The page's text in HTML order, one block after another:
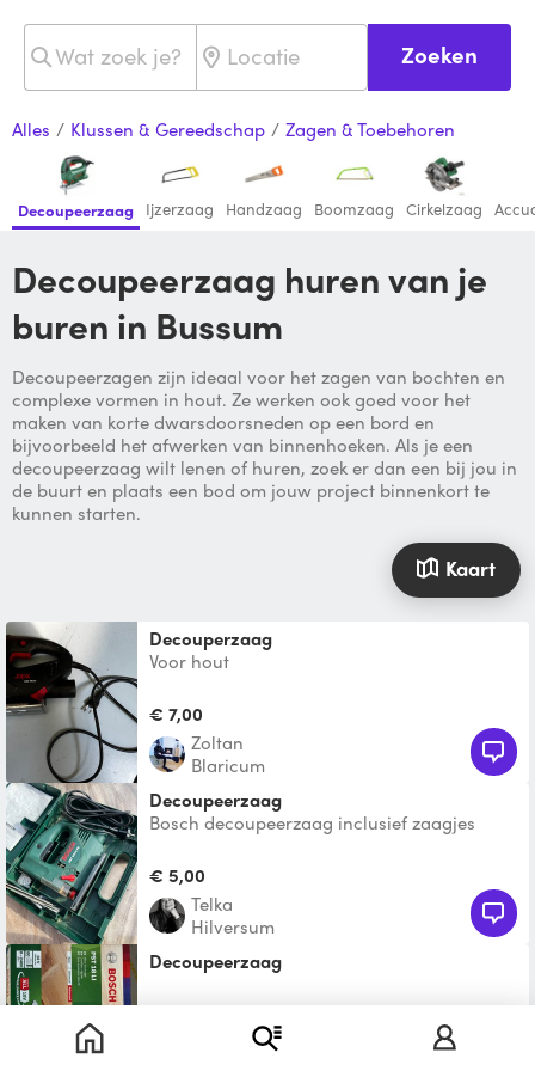
Zoeken
Alles / Klussen & Gereedschap / Zagen & Toebehoren
Decoupeerzaag Ijzerzaag Handzaag Boomzaag Cirkelzaag
Decoupeerzaag huren van je
buren in Bussum
Decoupeerzagen zijn ideaal voor het zagen van bochten en
complexe vormen in hout. Ze werken ook goed voor het
maken van korte dwarsdoorsneden op een bord en
bijvoorbeeld het afwerken van binnenhoeken. Als je een
decoupeerzaag wilt lenen of huren, zoek er dan een bij jou in
de buurt en plaats een bod om jouw project binnenkort te
kunnen starten.
Kaart
Decouperzaag
Voor hout
€ 7,00
Zoltan
Blaricum
Decoupeerzaag
Bosch decoupeerzaag inclusief zaagjes
€ 5,00
Telka
Hilversum
Decoupeerzaag